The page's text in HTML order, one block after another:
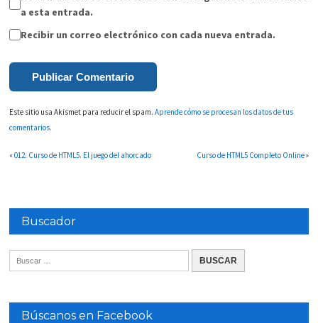
a esta entrada.
Recibir un correo electrónico con cada nueva entrada.
Este sitio usa Akismet para reducir el spam.Aprende cómo se procesan los datos de tus
comentarios.
«012. Curso de HTML5. El juego del ahorcado Curso de HTML5 Completo Online»
Buscador
Búscanos en Facebook